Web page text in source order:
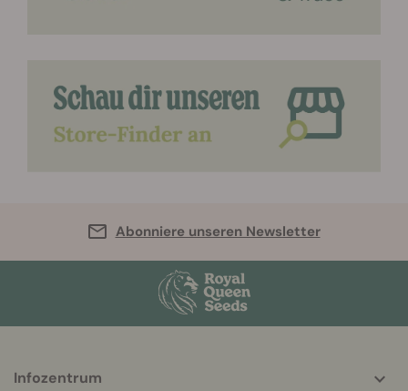
Abonniere unseren Newsletter
helpful
Infozentrum